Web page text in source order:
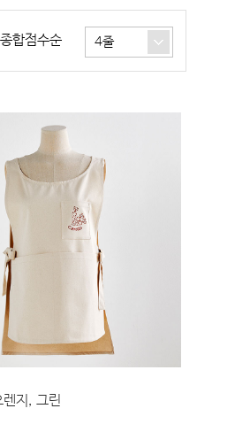
4줄
종합점수순
지, 그린